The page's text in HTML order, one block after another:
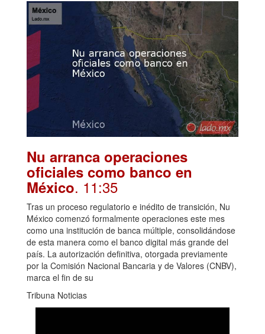
Nu arranca operaciones
oficiales como banco en
México. 11:35
Tras un proceso regulatorio e inédito de transición, Nu
México comenzó formalmente operaciones este mes
como una institución de banca múltiple, consolidándose
de esta manera como el banco digital más grande del
país. La autorización definitiva, otorgada previamente
por la Comisión Nacional Bancaria y de Valores (CNBV),
marca el fin de su
Tribuna Noticias